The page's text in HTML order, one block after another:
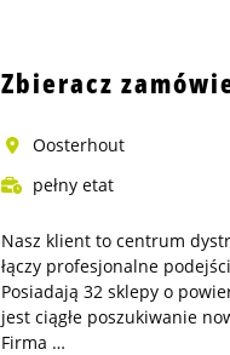
Pracownik
Zbieracz
Oosterhout
pełny etat
Nasz klient to centrum
łączy profesjonalne
Posiadają 32 sklepy o
jest ciągłe poszukiwanie
Firma …